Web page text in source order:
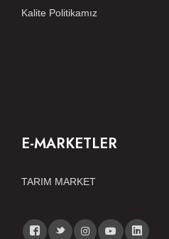
Kalite Politikamız
E-MARKETLER
TARIM MARKET